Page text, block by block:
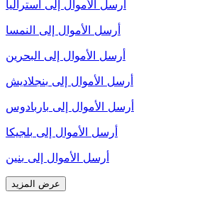
أرسل الأموال إلى أستراليا
أرسل الأموال إلى النمسا
أرسل الأموال إلى البحرين
أرسل الأموال إلى بنجلاديش
أرسل الأموال إلى باربادوس
أرسل الأموال إلى بلجيكا
أرسل الأموال إلى بنين
عرض المزيد